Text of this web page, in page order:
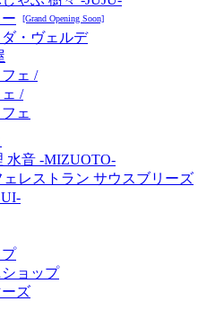
[Grand Opening Soon]
・ヴェルデ
ェ /
/
ェ
水音 -MIZUOTO-
ェレストラン サウスブリーズ
ョップ
ズ